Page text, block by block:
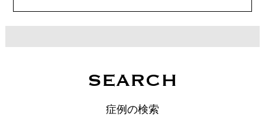
SEARCH
症例の検索